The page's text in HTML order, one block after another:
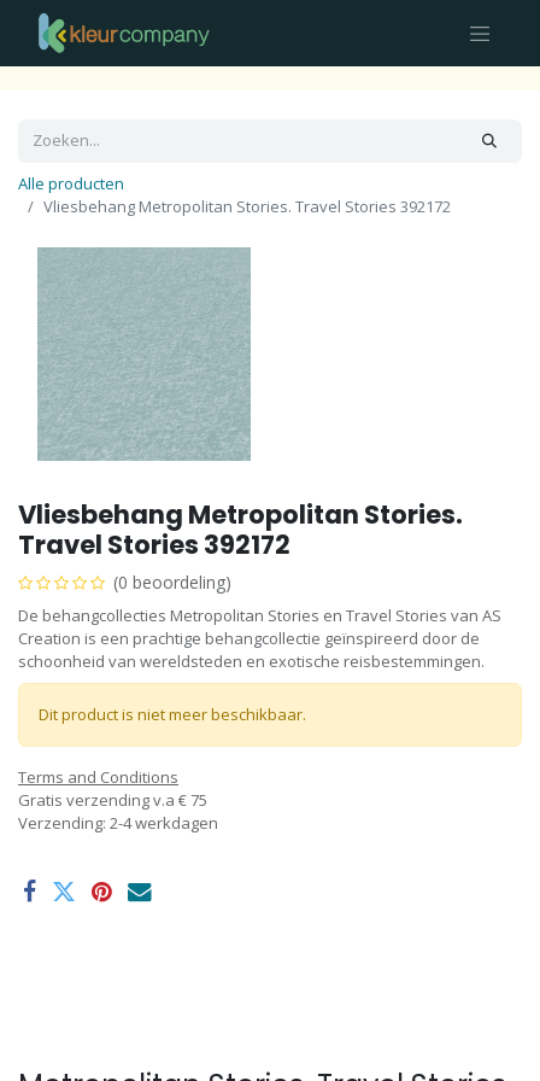
Alle producten
Vliesbehang Metropolitan Stories. Travel Stories 392172
Vliesbehang Metropolitan Stories.
Travel Stories 392172
(0 beoordeling)
De behangcollecties Metropolitan Stories en Travel Stories van AS
Creation is een prachtige behangcollectie geïnspireerd door de
schoonheid van wereldsteden en exotische reisbestemmingen.
Dit product is niet meer beschikbaar.
Terms and Conditions
Gratis verzending v.a € 75
Verzending: 2-4 werkdagen